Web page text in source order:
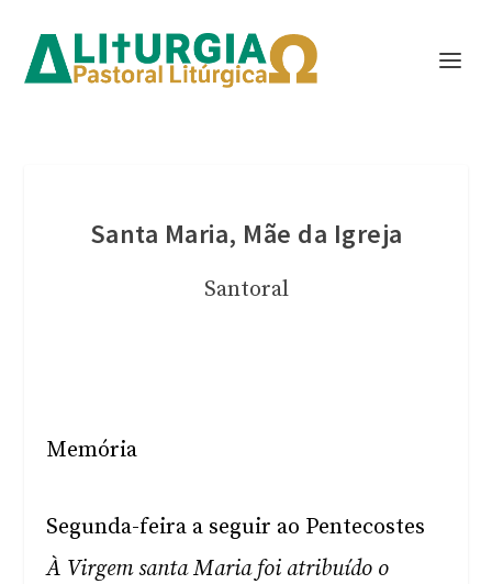
Santa Maria, Mãe da Igreja
Santoral
Memória
Segunda-feira a seguir ao Pentecostes
À Virgem santa Maria foi atribuído o